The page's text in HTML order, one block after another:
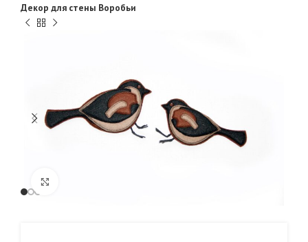
Декор для стены Воробьи